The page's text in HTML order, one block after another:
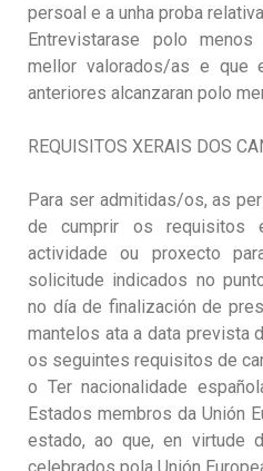
persoal e a unha proba
Entrevistarase polo
mellor valorados/as e que
anteriores alcanzaran polo
REQUISITOS XERAIS DOS
Para ser admitidas/os, as
de cumprir os requisitos
actividade ou proxecto
solicitude indicados no
no día de finalización de
mantelos ata a data prevista
os seguintes requisitos de
o Ter nacionalidade
Estados membros da Unión
estado, ao que, en virtude